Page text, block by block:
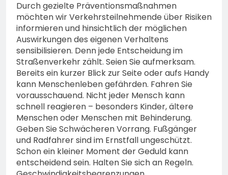
Durch gezielte Präventionsmaßnahmen
möchten wir Verkehrsteilnehmende über Risiken
informieren und hinsichtlich der möglichen
Auswirkungen des eigenen Verhaltens
sensibilisieren. Denn jede Entscheidung im
Straßenverkehr zählt. Seien Sie aufmerksam.
Bereits ein kurzer Blick zur Seite oder aufs Handy
kann Menschenleben gefährden. Fahren Sie
vorausschauend. Nicht jeder Mensch kann
schnell reagieren – besonders Kinder, ältere
Menschen oder Menschen mit Behinderung.
Geben Sie Schwächeren Vorrang. Fußgänger
und Radfahrer sind im Ernstfall ungeschützt.
Schon ein kleiner Moment der Geduld kann
entscheidend sein. Halten Sie sich an Regeln.